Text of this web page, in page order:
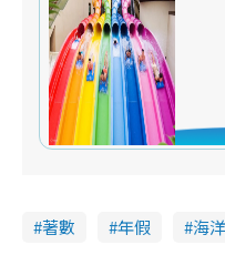
著數 年假 海